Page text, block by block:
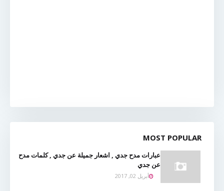
MOST POPULAR
عبارات مدح جدي , اشعار جميلة عن جدي , كلمات مدح
عن جدي
أبريل 02, 2017